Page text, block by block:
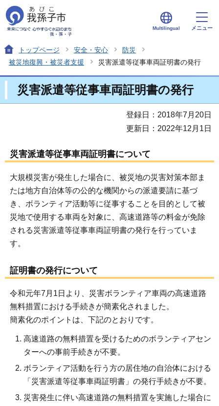
Multilingual メニュー
トップページ 安全・安心
防災
被災地復興・被災者支援
災害派遣等従事車両証明書の発行
災害派遣等従事車両証明書の発行
登録日：2018年7月20日
更新日：2022年12月1日
災害派遣等従事車両証明書について
大規模災害が発生した場合に、被災地の災害対策本部ま
たは地方自治体等の公的な機関からの派遣要請に基づ
き、ボランティア活動等に従事することを目的として被
災地で使用する車両を対象に、高速道路等の料金が免除
される災害派遣等従事車両証明書の発行を行っていま
す。
証明書の発行について
令和元年7月1日より、災害ボランティア車両の高速道路
無料措置における手続きが簡素化されました。
簡素化のポイントは、下記のとおりです。
高速道路の無料措置を受けるためのボランティアセン
ターへの事前手続きが不要。
ボランティア活動を行う方の居住地の自治体における
「災害派遣等従事車両証明書」の発行手続きが不要。
災害発生に伴い高速道路の無料措置を実施した場合に